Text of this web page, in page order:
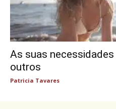
As suas
outros
Patricia Tavares